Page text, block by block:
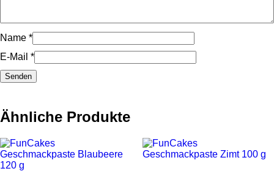
Name *
E-Mail *
Ähnliche Produkte